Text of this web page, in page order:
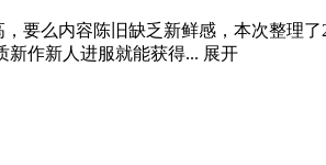
么内容陈旧缺乏新鲜感，本次整理
新作新人进服就能获得... 展开